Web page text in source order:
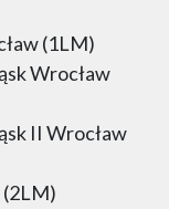
(1LM)
Wrocław
II Wrocław
(2LM)